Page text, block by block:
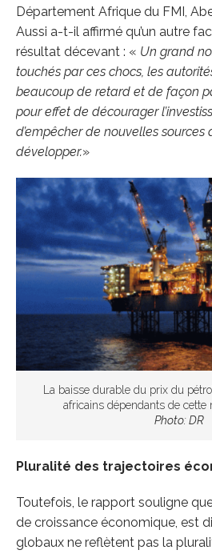
Département Afrique du FMI,
Aussi a-t-il affirmé qu’un autre
résultat décevant : « Un grand
touchés par ces chocs, les
beaucoup de retard et de façon
pour effet de décourager
d’empêcher de nouvelles sources
développer.»
La baisse durable du prix du
africains dépendants de cette
Photo: DR
Pluralité des trajectoires
Toutefois, le rapport souligne
de croissance économique, est
globaux ne reflètent pas la